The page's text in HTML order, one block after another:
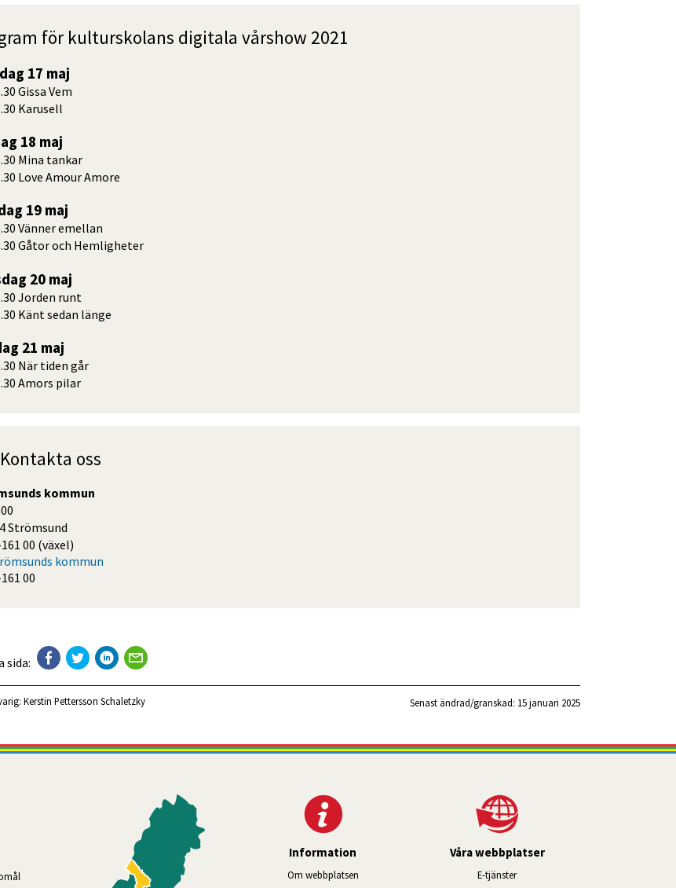
för kulturskolans digitala vårshow 2021
17 maj
Gissa Vem
Karusell
18 maj
Mina tankar
Love Amour Amore
19 maj
Vänner emellan
Gåtor och Hemligheter
20 maj
Jorden runt
Känt sedan länge
21 maj
När tiden går
Amors pilar
Kontakta oss
kommun
Strömsund
00 (växel)
kommun
00
sida:
Kerstin Pettersson Schaletzky Senast ändrad/granskad: 15 januari 2025
Information
Om webbplatsen
Våra webbplatser
E-tjänsterLänk till annan webbplats, öppnas i